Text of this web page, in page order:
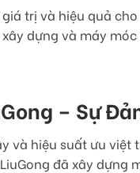
trị và hiệu quả
dựng và máy
– Sự
và hiệu suất ưu
đã xây